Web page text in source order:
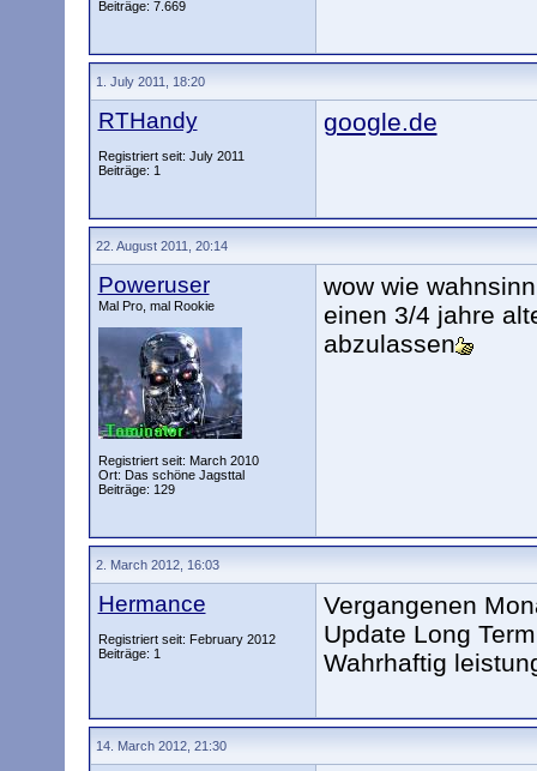
Beiträge: 7.669
1. July 2011, 18:20
RTHandy
Registriert seit: July 2011
Beiträge: 1
google.de
22. August 2011, 20:14
Poweruser
Mal Pro, mal Rookie
Registriert seit: March 2010
Ort: Das schöne Jagsttal
Beiträge: 129
wow wie
einen 3/4 jahre
abzulassen
2. March 2012, 16:03
Hermance
Registriert seit: February 2012
Beiträge: 1
Vergangenen
Update Long
Wahrhaftig
14. March 2012, 21:30